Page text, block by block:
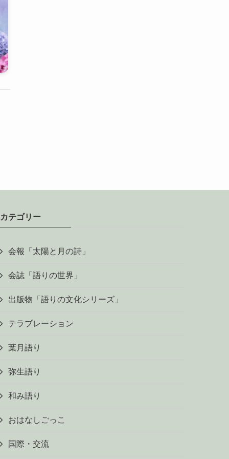
カテゴリー
会報「太陽と月の詩」
会誌「語りの世界」
出版物「語りの文化シリーズ」
テラブレーション
葉月語り
弥生語り
和み語り
おはなしごっこ
国際・交流